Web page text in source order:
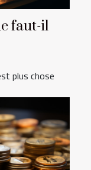
faut-il
plus chose